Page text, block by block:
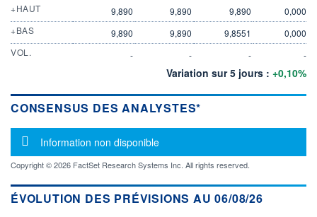
+HAUT
9,890 9,890 9,890
0,000
+BAS
9,890 9,890 9,8551
0,000
VOL.
- - - -
Variation sur 5 jours : +0,10%
CONSENSUS DES ANALYSTES*
Message d'information
Information non disponible
Copyright © 2026 FactSet Research Systems Inc. All rights reserved.
ÉVOLUTION DES PRÉVISIONS AU 06/08/26